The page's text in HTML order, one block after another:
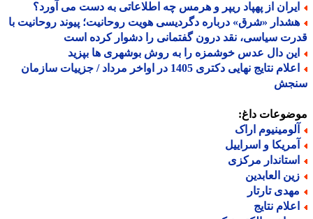
از پهپاد ریپر و هرمس چه اطلاعاتی به دست می آورد؟
«شرق» درباره دگردیسی هویت روحانیت؛ پیوند روحانیت با
سیاسی، نقد درون گفتمانی را دشوار کرده است
دال عدس خوشمزه را به روش بوشهری ها بپزید
اعلام نتایج نهایی دکتری 1405 در اواخر مرداد / جزییات سازمان
داغ:
اراک
و اسراییل
مرکزی
العابدین
تارتار
نتایج